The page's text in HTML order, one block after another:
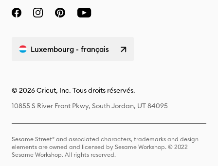
Luxembourg - français
© 2026 Cricut, Inc. Tous droits réservés.
10855 S River Front Pkwy, South Jordan, UT 84095
Sesame Street® and associated characters, trademarks and design
elements are owned and licensed by Sesame Workshop. © 2022
Sesame Workshop. All rights reserved.